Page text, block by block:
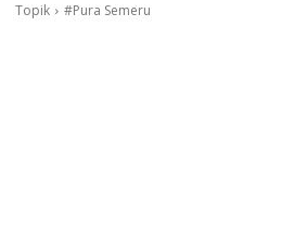
Topik #Pura Semeru